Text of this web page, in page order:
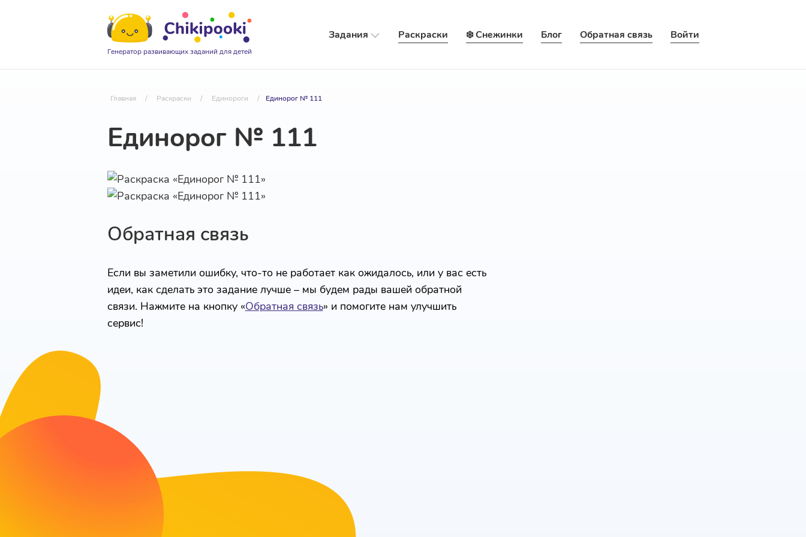
Генератор развивающих заданий для детей
Задания Раскраски ❄️ Снежинки Блог Обратная связь Войти
Главная / Раскраски / Единороги / Единорог № 111
Единорог № 111
Обратная связь
Если вы заметили ошибку, что-то не работает как ожидалось, или у вас есть
идеи, как сделать это задание лучше – мы будем рады вашей обратной
связи. Нажмите на кнопку «Обратная связь» и помогите нам улучшить
сервис!